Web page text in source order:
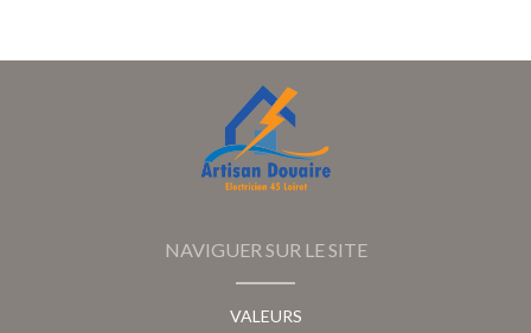
NAVIGUER SUR LE SITE
VALEURS